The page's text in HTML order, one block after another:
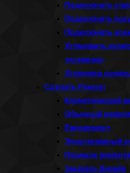
Подключить
Подключить
Подключить
Установить
телевизор
Установка
Сделать Ремонт
Косметический
Обычный
Евроремонт
Эксклюзивный
Порядок
Заказать Дизайн